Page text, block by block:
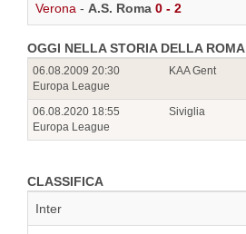
Verona - A.S. Roma 0 - 2
OGGI NELLA STORIA DELLA ROMA
06.08.2009 20:30
Europa League
KAA Gent
06.08.2020 18:55
Europa League
Siviglia
CLASSIFICA
Inter